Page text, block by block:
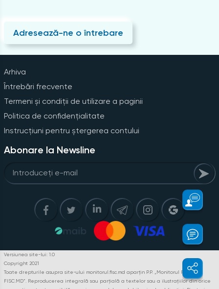
Adresează-ne o întrebare
Arhiva
Întrebări frecvente
Termeni și condiții de utilizare a paginii
Politica de confidențialitate
Instrucțiuni pentru ștergerea contului
Abonare la Newsline
Versiunea site-lui: 1.0
Copyright 2021
Toate drepturile asupra site-ului monitorul.fisc.md aparțin P.P. „Monitorul Fiscal
FISC.MD”. Reproducerea integrală sau parțială a textelor sau a ilustrațiilor din orice